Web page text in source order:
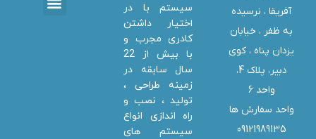
آفریقا ، نرسیده
به ظفر ،‌ خیابان
یزدان پناه ، کوی
دبیر، پلاک 4،
واحد 6
واحد سفارش ها
09121989135
سیستم با در
اختیار داشتن
کادری مجرب و
با بیش از 22
سال سابقه در
زمینه طراحی ،
تولید ، نصب و
راه اندازی انواع
سیستم های